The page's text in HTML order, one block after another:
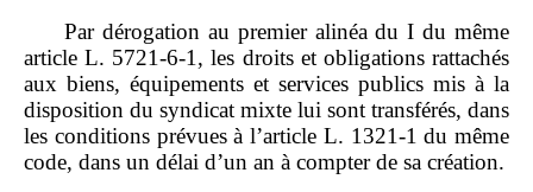
Par dérogation au premier alinéa du I du même
article L. 5721‑6‑1, les droits et obligations rattachés
aux biens, équipements et services publics mis à la
disposition du syndicat mixte lui sont transférés, dans
les conditions prévues à l’article L. 1321‑1 du même
code, dans un délai d’un an à compter de sa création.